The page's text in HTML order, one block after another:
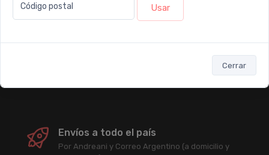
Código postal Usar
Cerrar
Enterate antes que nadie de nuestras promociones, descuentos y
Envíos a todo el país
Por Andreani y Correo Argentino (a domicilio y